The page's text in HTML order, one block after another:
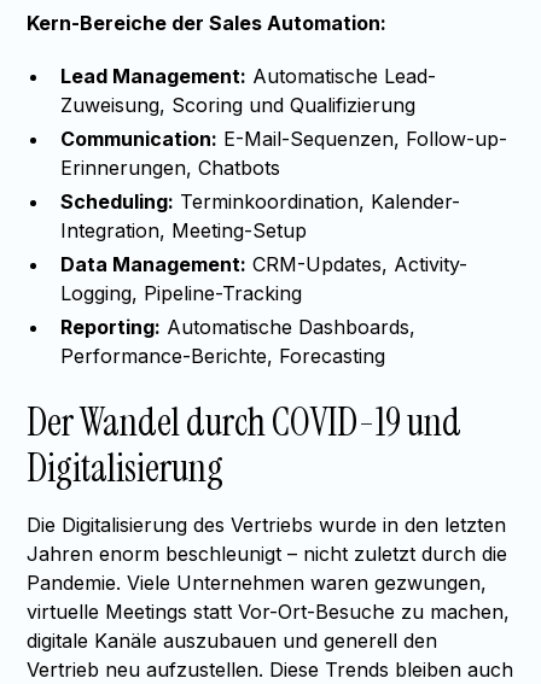
Kern-Bereiche der Sales Automation:
Lead Management: Automatische Lead-
Zuweisung, Scoring und Qualifizierung
Communication: E-Mail-Sequenzen, Follow-up-
Erinnerungen, Chatbots
Scheduling: Terminkoordination, Kalender-
Integration, Meeting-Setup
Data Management: CRM-Updates, Activity-
Logging, Pipeline-Tracking
Reporting: Automatische Dashboards,
Performance-Berichte, Forecasting
Der Wandel durch COVID-19 und
Digitalisierung
Die Digitalisierung des Vertriebs wurde in den letzten
Jahren enorm beschleunigt – nicht zuletzt durch die
Pandemie. Viele Unternehmen waren gezwungen,
virtuelle Meetings statt Vor-Ort-Besuche zu machen,
digitale Kanäle auszubauen und generell den
Vertrieb neu aufzustellen. Diese Trends bleiben auch